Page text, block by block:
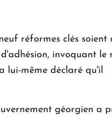
réformes clés soient
invoquant le
lui-même déclaré qu'il
géorgien a